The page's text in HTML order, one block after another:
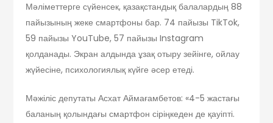
Мәліметтерге сүйенсек, қазақстандық балалардың 88
пайызының жеке смартфоны бар. 74 пайызы TikTok,
59 пайызы YouTube, 57 пайызы Instagram
қолданады. Экран алдында ұзақ отыру зейінге, ойлау
жүйесіне, психологиялық күйге әсер етеді.
Мәжіліс депутаты Асхат Аймағамбетов: «4-5 жастағы
баланың қолындағы смартфон сіріңкеден де қауіпті.